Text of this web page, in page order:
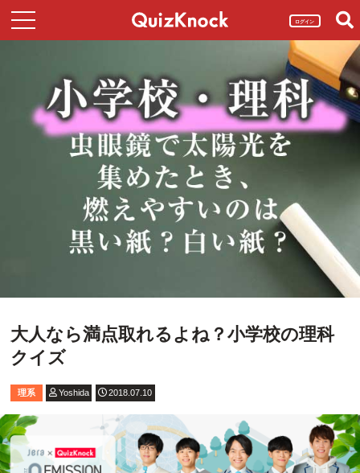
ログイン
大人なら満点取れるよね？小学校の理科
クイズ
理系 Yoshida 2018.07.10